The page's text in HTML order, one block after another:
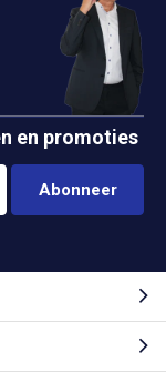
en promoties
Abonneer